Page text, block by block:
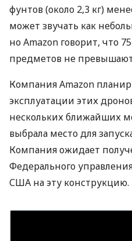
фунтов (около 2,3 кг)
может звучать как
но Amazon говорит, что
предметов не превышают
Компания Amazon
эксплуатации этих
нескольких ближайших
выбрала место для
Компания ожидает
Федерального
США на эту конструкцию.